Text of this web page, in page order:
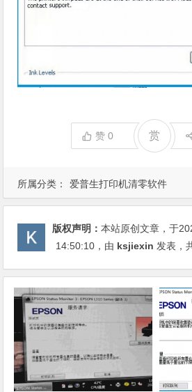
所属分类： 爱普生打印机清零软件
赞0 赏
版权声明：本站原创文章，于
14:50:10 ，由 ksjiexin 发表，